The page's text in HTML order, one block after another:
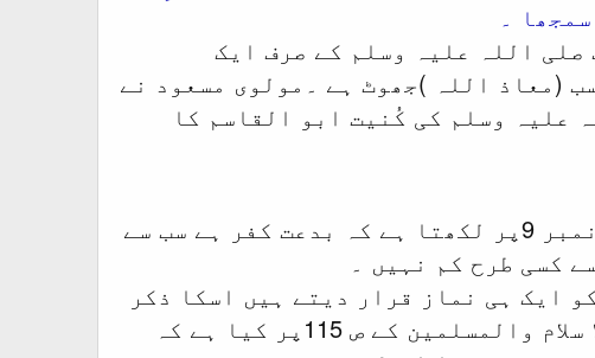
۔
صلی اللہ علیہ وسلم کے صرف ایک
(معاذ اللہ )جھوٹ ہے ۔مولوی مسعود نے
علیہ وسلم کی کُنیت ابو القاسم کا
آگے اپنی کتاب بد عت حسنہ کی شرعی حیثیت نامی کتاب کے صفحہ نمبر 9پر لکھتا ہے کہ بدعت کفر ہے سب سے
کسی طرح کم نہیں ۔
ایک ہی نماز قرار دیتے ہیں اسکا ذکر
انہوں نے اپنی کتاب منہا ج المسلمین ص219،ص283اور تاریخِ الا سلام والمسلمین کے ص 115پر کیا ہے کہ